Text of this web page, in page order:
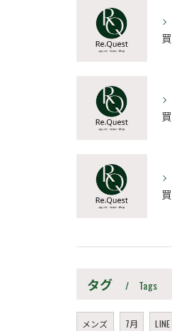
タグ Tags
メンズ 7月 LINE